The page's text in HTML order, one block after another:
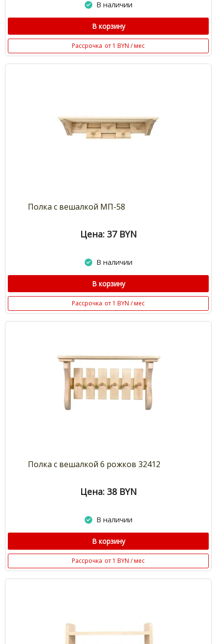
В наличии
В корзину
Рассрочка от 1 BYN / мес
Полка с вешалкой МП-58
Цена: 37 BYN
В наличии
В корзину
Рассрочка от 1 BYN / мес
Полка с вешалкой 6 рожков 32412
Цена: 38 BYN
В наличии
В корзину
Рассрочка от 1 BYN / мес